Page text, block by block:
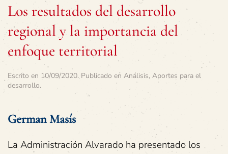
Los resultados del desarrollo
regional y la importancia del
enfoque territorial
Escrito en 10/09/2020. Publicado en Análisis, Aportes para el
desarrollo.
German Masís
La Administración Alvarado ha presentado los